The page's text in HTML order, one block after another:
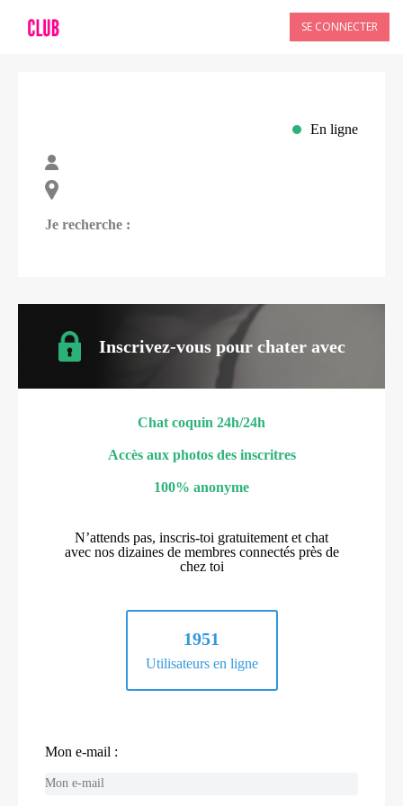
SE CONNECTER
En ligne
Je recherche :
Inscrivez-vous pour chater avec
Chat coquin 24h/24h
Accès aux photos des inscritres
100% anonyme
N’attends pas, inscris-toi gratuitement et chat
avec nos dizaines de membres connectés près de
chez toi
1951
Utilisateurs en ligne
Mon e-mail :